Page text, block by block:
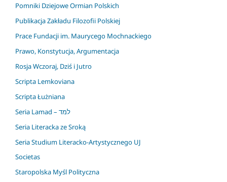
Pomniki Dziejowe Ormian Polskich
Publikacja Zakładu Filozofii Polskiej
Prace Fundacji im. Maurycego Mochnackiego
Prawo, Konstytucja, Argumentacja
Rosja Wczoraj, Dziś i Jutro
Scripta Lemkoviana
Scripta Łużniana
Seria Lamad – למד
Seria Literacka ze Sroką
Seria Studium Literacko-Artystycznego UJ
Societas
Staropolska Myśl Polityczna